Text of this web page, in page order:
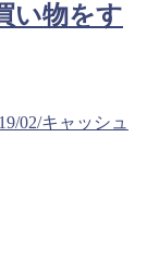
い物をす
02/キャッシュ